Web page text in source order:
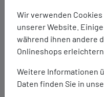
Wir verwenden
unserer Website.
während ihnen andere
Onlineshops erleichtern.
Weitere Informationen
Daten finden Sie in
AMPLIFOAM PLUS
für ein weicheres
Vergleich zur
GEL Technologie im
Material in der
Stoßabsorption sorgt.